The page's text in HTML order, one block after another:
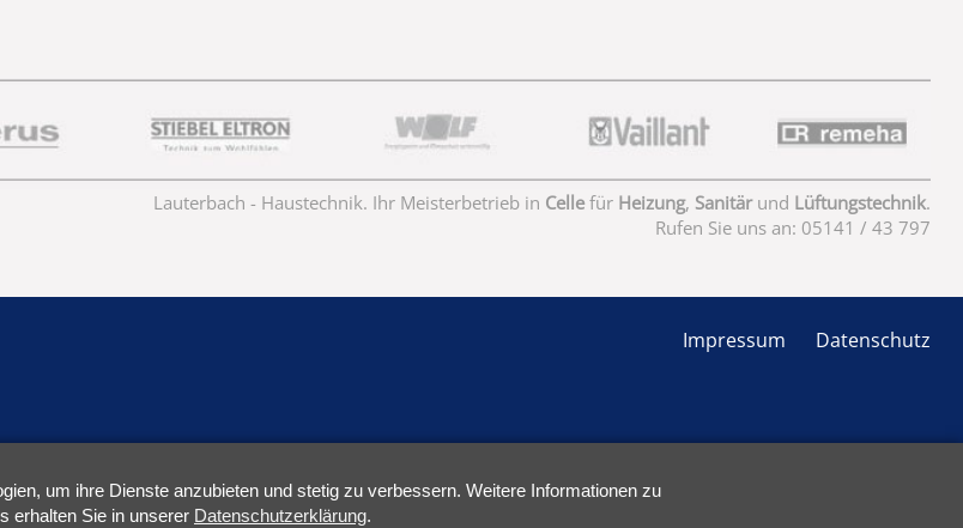
Lauterbach - Haustechnik. Ihr Meisterbetrieb in Celle für Heizung, Sanitärund Lüftungstechnik.
Rufen Sie uns an: 05141 / 43 797
Navigation
Impressum Datenschutz
um ihre Dienste anzubieten und stetig zu verbessern. Weitere Informationen zu
erhalten Sie in unserer Datenschutzerklärung.